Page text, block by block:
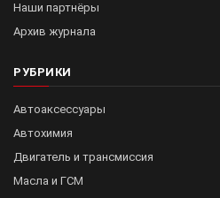
Наши партнёры
Архив журнала
РУБРИКИ
Автоаксессуары
Автохимия
Двигатель и трансмиссия
Масла и ГСМ